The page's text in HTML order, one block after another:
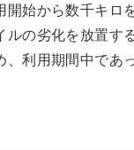
開始から数千キロ
ルの劣化を放置す
、利用期間中であ